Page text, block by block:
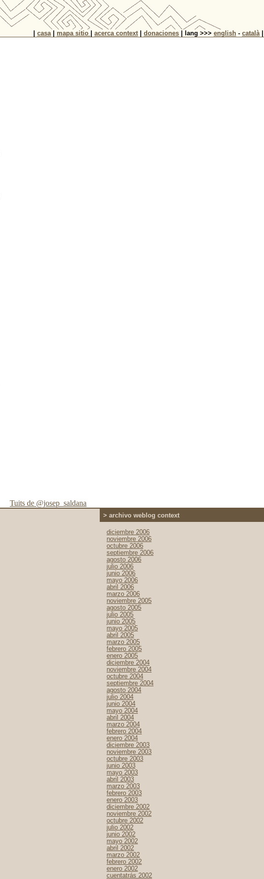
casa| mapa sitio acerca context| donaciones | lang >>> english - català|
Tuits de @josep_saldana
> archivo weblog context
diciembre 2006
noviembre 2006
octubre 2006
septiembre 2006
agosto 2006
julio 2006
junio 2006
mayo 2006
abril 2006
marzo 2006
noviembre 2005
agosto 2005
julio 2005
junio 2005
mayo 2005
abril 2005
marzo 2005
febrero 2005
enero 2005
diciembre 2004
noviembre 2004
octubre 2004
septiembre 2004
agosto 2004
julio 2004
junio 2004
mayo 2004
abril 2004
marzo 2004
febrero 2004
enero 2004
diciembre 2003
noviembre 2003
octubre 2003
junio 2003
mayo 2003
abril 2003
marzo 2003
febrero 2003
enero 2003
diciembre 2002
noviembre 2002
octubre 2002
julio 2002
junio 2002
mayo 2002
abril 2002
marzo 2002
febrero 2002
enero 2002
cuentatrás 2002